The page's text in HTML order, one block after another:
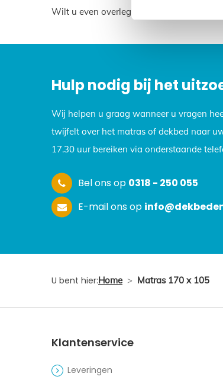
Wilt u even overleggen? Neem dan
Hulp nodig bij het
Wij helpen u graag wanneer u vragen
twijfelt over het matras of dekbed naar
17.30 uur bereiken via onderstaande
Bel ons op 0318 - 250 055
E-mail ons op
U bent hier:Home > Matras 170 x 105
Klantenservice
Leveringen